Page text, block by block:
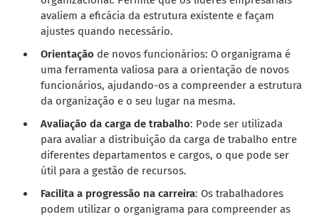
avaliem a eficácia da estrutura existente e façam
ajustes quando necessário.
Orientação de novos funcionários: O organigrama é
uma ferramenta valiosa para a orientação de novos
funcionários, ajudando-os a compreender a estrutura
da organização e o seu lugar na mesma.
Avaliação da carga de trabalho: Pode ser utilizada
para avaliar a distribuição da carga de trabalho entre
diferentes departamentos e cargos, o que pode ser
útil para a gestão de recursos.
Facilita a progressão na carreira: Os trabalhadores
podem utilizar o organigrama para compreender as